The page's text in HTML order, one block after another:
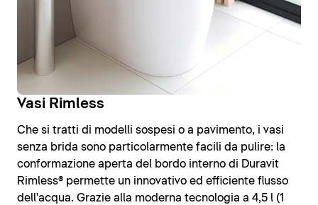
Vasi Rimless
Che si tratti di modelli sospesi o a pavimento, i vasi
senza brida sono particolarmente facili da pulire: la
conformazione aperta del bordo interno di Duravit
Rimless® permette un innovativo ed efficiente flusso
dell'acqua. Grazie alla moderna tecnologia a 4,5 l (1